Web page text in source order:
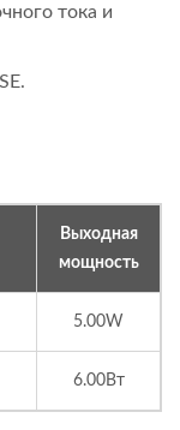
тока и
Выходная
мощность
5.00W
6.00Вт